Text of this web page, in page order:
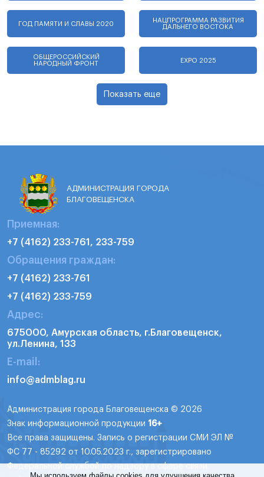
ГОД ПАМЯТИ И СЛАВЫ 2020
НАЦПРОГРАММА РАЗВИТИЯ
ДАЛЬНЕГО ВОСТОКА
ОБЩЕРОССИЙСКИЙ
НАРОДНЫЙ ФРОНТ
EXPO 2025
Показать еще
АДМИНИСТРАЦИЯ ГОРОДА
БЛАГОВЕЩЕНСКА
Приемная:
+7 (4162) 233-761, 233-759
Обращения граждан:
+7 (4162) 233-761
+7 (4162) 233-759
Адрес:
675000, Амурская область, г.Благовещенск,
ул.Ленина, 133
E-mail:
info@admblag.ru
Администрация города Благовещенска © 2026
Знак информационной продукции 16+
Все права защищены. Запись о регистрации СМИ ЭЛ №
ФС 77 - 85292 от 10.05.2023 г., зарегистрировано
Федеральной службой по надзору в сфере связи,